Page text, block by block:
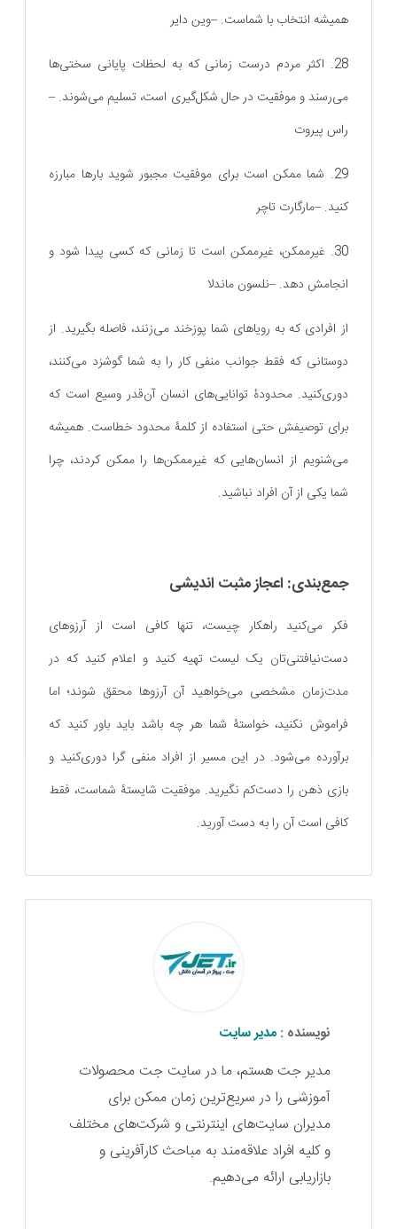
همیشه انتخاب با شماست. –وین دایر
28. اکثر مردم درست زمانی که به لحظات پایانی سختی‌ها
می‌رسند و موفقیت در حال شکل‌گیری است، تسلیم می‌شوند. –
راس پیروت
29. شما ممکن است برای موفقیت مجبور شوید بارها مبارزه
کنید. –مارگارت تاچر
30. غیرممکن، غیرممکن است تا زمانی که کسی پیدا شود و
انجامش دهد. –نلسون ماندلا
از افرادی که به رویاهای شما پوزخند می‌زنند، فاصله بگیرید. از
دوستانی که فقط جوانب منفی کار را به شما گوشزد می‌کنند،
دوری‌کنید. محدودۀ توانایی‌های انسان آن‌قدر وسیع است که
برای توصیفش حتی استفاده از کلمۀ محدود خطاست. همیشه
می‌شنویم از انسان‌هایی که غیرممکن‌ها را ممکن کردند، چرا
شما یکی از آن افراد نباشید.
جمع‌بندی: اعجاز مثبت اندیشی
فکر می‌کنید راهکار چیست، تنها کافی است از آرزوهای
دست‌نیافتنی‌تان یک لیست تهیه کنید و اعلام کنید که در
مدت‌زمان مشخصی می‌خواهید آن آرزوها محقق شوند؛ اما
فراموش نکنید، خواستۀ شما هر چه باشد باید باور کنید که
برآورده می‌شود. در این مسیر از افراد منفی گرا دوری‌کنید و
بازی ذهن را دست‌کم نگیرید. موفقیت شایستۀ شماست، فقط
کافی است آن را به دست آورید.
نویسنده :مدیر سایت
مدیر جت هستم، ما در سایت جت محصولات
آموزشی را در سریع‌ترین زمان ممکن برای
مدیران سایت‌های اینترنتی و شرکت‌های مختلف
و کلیه افراد علاقه‌مند به مباحث کارآفرینی و
بازاریابی ارائه می‌دهیم.